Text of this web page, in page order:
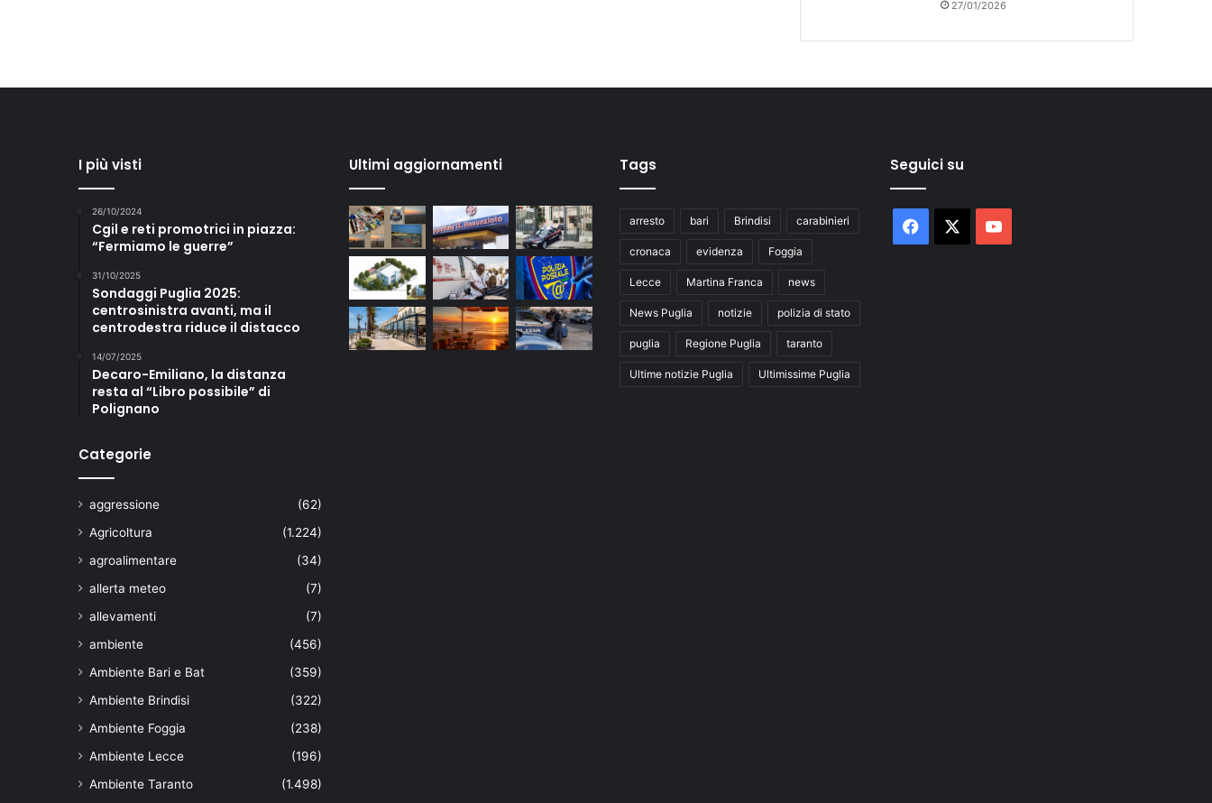
27/01/2026
I più visti
26/10/2024
Cgil e reti promotrici in piazza:
“Fermiamo le guerre”
31/10/2025
Sondaggi Puglia 2025:
centrosinistra avanti, ma il
centrodestra riduce il distacco
14/07/2025
Decaro-Emiliano, la distanza
resta al “Libro possibile” di
Polignano
Categorie
aggressione
(62)
Agricoltura
(1.224)
agroalimentare
(34)
allerta meteo
(7)
allevamenti
(7)
ambiente
(456)
Ambiente Bari e Bat
(359)
Ambiente Brindisi
(322)
Ambiente Foggia
(238)
Ambiente Lecce
(196)
Ambiente Taranto
(1.498)
Ultimi aggiornamenti Tags
arresto bari Brindisi carabinieri
cronaca evidenza Foggia
Lecce Martina Franca news
News Puglia notizie polizia di stato
puglia Regione Puglia taranto
Ultime notizie Puglia Ultimissime Puglia
Seguici su
Facebook